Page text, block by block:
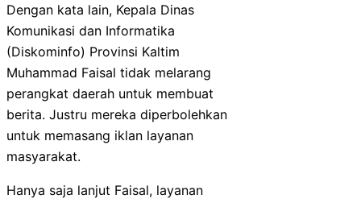
Dengan kata lain, Kepala Dinas
Komunikasi dan Informatika
(Diskominfo) Provinsi Kaltim
Muhammad Faisal tidak melarang
perangkat daerah untuk membuat
berita. Justru mereka diperbolehkan
untuk memasang iklan layanan
masyarakat.
Hanya saja lanjut Faisal, layanan